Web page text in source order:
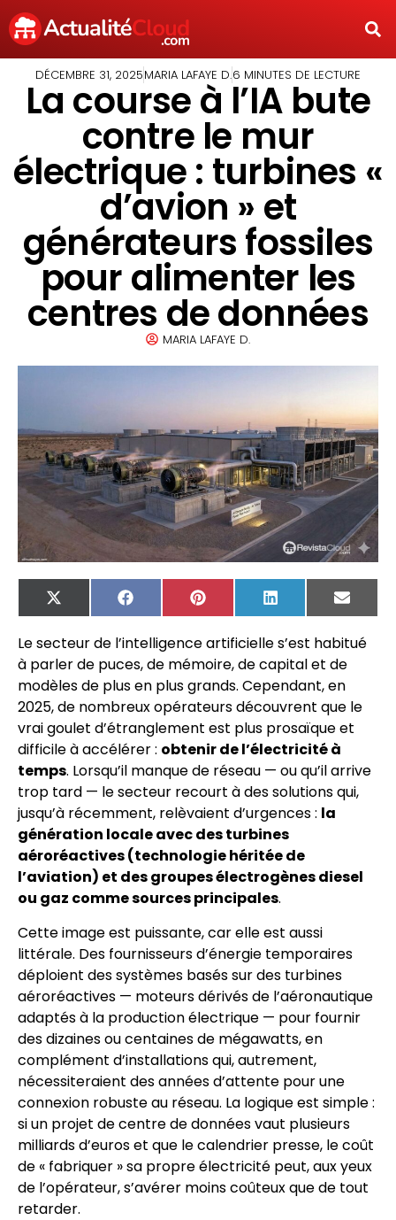
DÉCEMBRE 31, 2025MARIA LAFAYE D.6 MINUTES DE LECTURE
La course à l’IA bute
contre le mur
électrique : turbines «
d’avion » et
générateurs fossiles
pour alimenter les
centres de données
MARIA LAFAYE D.
X
(Twitter)
FacebookPinterest LinkedIn
Email
Le secteur de l’intelligence artificielle s’est habitué
à parler de puces, de mémoire, de capital et de
modèles de plus en plus grands. Cependant, en
2025, de nombreux opérateurs découvrent que le
vrai goulet d’étranglement est plus prosaïque et
difficile à accélérer : obtenir de l’électricité à
temps. Lorsqu’il manque de réseau — ou qu’il arrive
trop tard — le secteur recourt à des solutions qui,
jusqu’à récemment, relèvaient d’urgences : la
génération locale avec des turbines
aéroréactives (technologie héritée de
l’aviation) et des groupes électrogènes diesel
ou gaz comme sources principales.
Cette image est puissante, car elle est aussi
littérale. Des fournisseurs d’énergie temporaires
déploient des systèmes basés sur des turbines
aéroréactives — moteurs dérivés de l’aéronautique
adaptés à la production électrique — pour fournir
des dizaines ou centaines de mégawatts, en
complément d’installations qui, autrement,
nécessiteraient des années d’attente pour une
connexion robuste au réseau. La logique est simple :
si un projet de centre de données vaut plusieurs
milliards d’euros et que le calendrier presse, le coût
de « fabriquer » sa propre électricité peut, aux yeux
de l’opérateur, s’avérer moins coûteux que de tout
retarder.